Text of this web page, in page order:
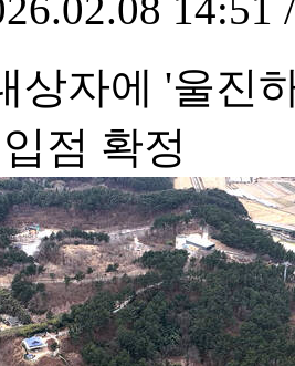
상자에 '울진
점 확정